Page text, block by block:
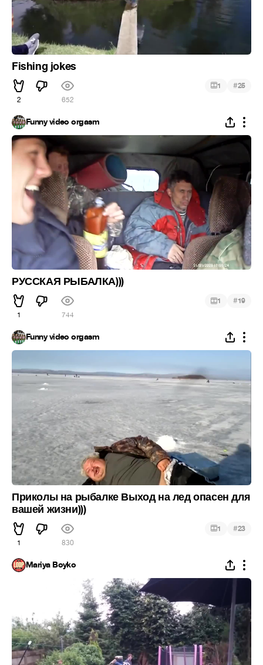
Fishing jokes
2 652
1 #25
Funny video orgasm
РУССКАЯ РЫБАЛКА)))
1 744
1 #19
Funny video orgasm
Приколы на рыбалке Выход на лед опасен для
вашей жизни)))
1 830
1 #23
Mariya Boyko